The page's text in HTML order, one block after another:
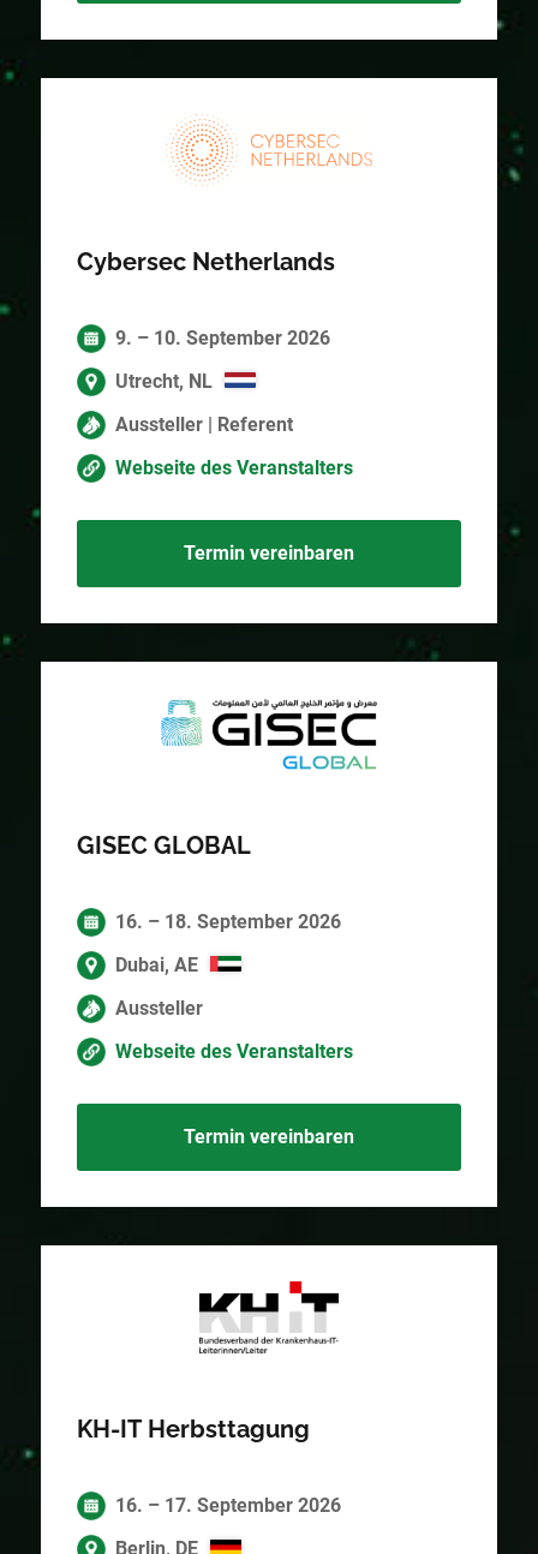
Cybersec Netherlands
9. – 10. September 2026
Utrecht, NL
Aussteller | Referent
Webseite des Veranstalters
Termin vereinbaren
GISEC GLOBAL
16. – 18. September 2026
Dubai, AE
Aussteller
Webseite des Veranstalters
Termin vereinbaren
KH-IT Herbsttagung
16. – 17. September 2026
Berlin, DE